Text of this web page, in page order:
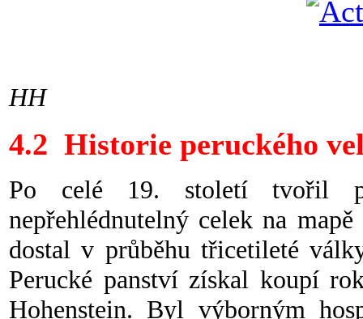
HH
4.2 Historie peruckého
Po celé 19. století tvořil
nepřehlédnutelný celek na
dostal v průběhu třicetileté
Perucké panství získal koupí
Hohenstein. Byl výborným